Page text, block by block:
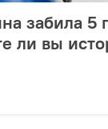
забила 5
ли вы